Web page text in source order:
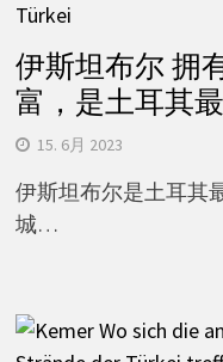
伊斯坦布尔 拥
富，是土耳其
15. 6月 2023
伊斯坦布尔是土耳其
城…